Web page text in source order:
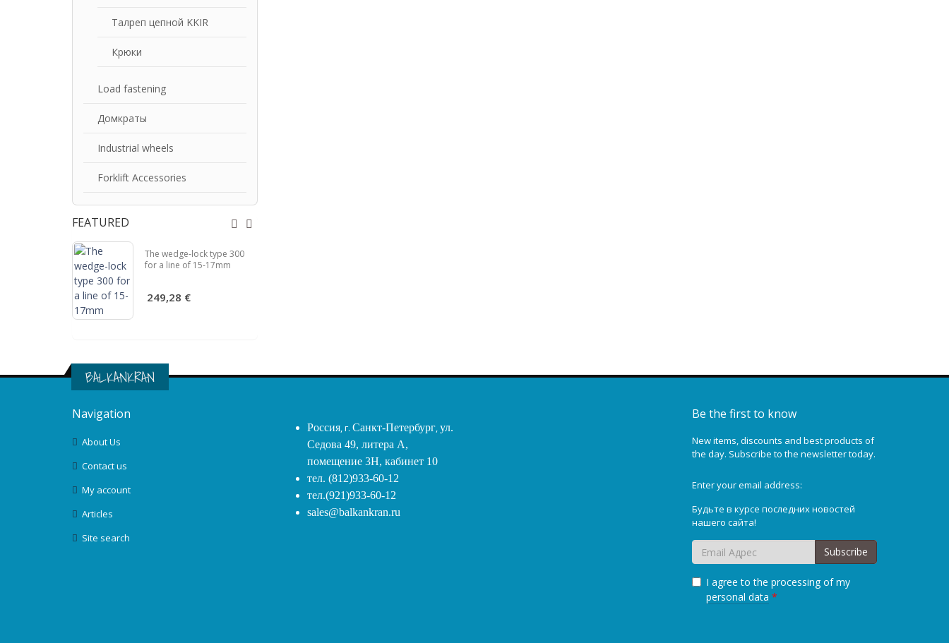
Талреп цепной KKIR
Крюки
Load fastening
Домкраты
Industrial wheels
Forklift Accessories
FEATURED
The wedge-lock type 300
for a line of 15-17mm
249,28 €
BALKANKRAN
Navigation
About Us
Contact us
My account
Articles
Site search
Россия, г. Санкт-Петербург,ул.
Седова 49, литера А,
помещение 3Н, кабинет 10
тел. (812)933-60-12
тел.(921)933-60-12
sales@balkankran.ru
Be the first to know
New items, discounts and best products of
the day. Subscribe to the newsletter today.
Enter your email address:
Будьте в курсе последних новостей
нашего сайта!
I agree to the processing of my
personal data *
Subscribe